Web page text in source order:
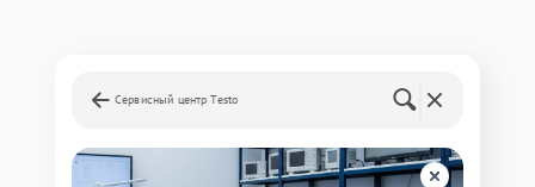
Сервисный центр Testo